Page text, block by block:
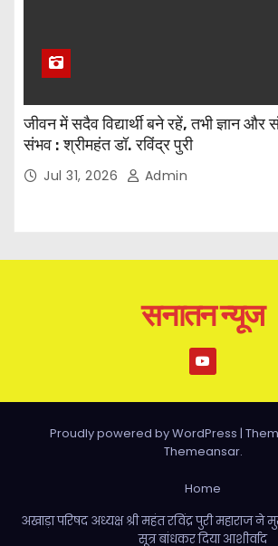
जीवन में सदैव विद्यार्थी बने रहें, तभी ज्ञान और
संभव : श्रीमहंत डॉ. रविंद्र पुरी
Jul 31, 2026 Admin
सनातन न्यूज
Proudly powered by WordPress |
Themeansar.
Home
अखाड़ा परिषद अध्यक्ष श्री महंत रविंद्र पुरी महाराज ने
सूत्र बांधकर दिया आशीर्वाद